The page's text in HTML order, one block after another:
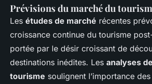
Prévisions du marché du
Les études de marché récentes
croissance continue du tourisme
portée par le désir croissant de
destinations inédites. Les analyses
tourisme soulignent l’importance